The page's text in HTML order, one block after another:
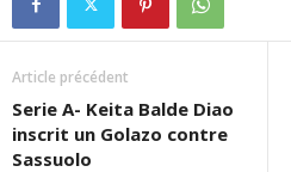
Article précédent
Serie A- Keita Balde Diao
inscrit un Golazo contre
Sassuolo